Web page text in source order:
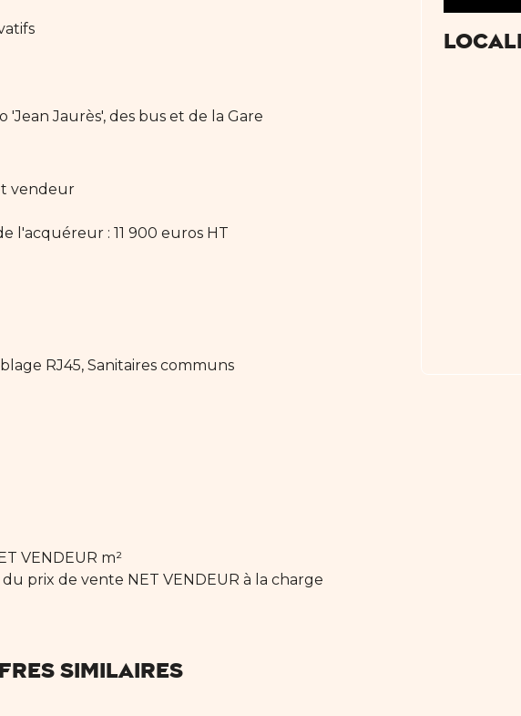
Jaurès', des bus et de la Gare
vendeur
l'acquéreur : 11 900 euros HT
RJ45, Sanitaires communs
VENDEUR m²
prix de vente NET VENDEUR à la charge
similaires